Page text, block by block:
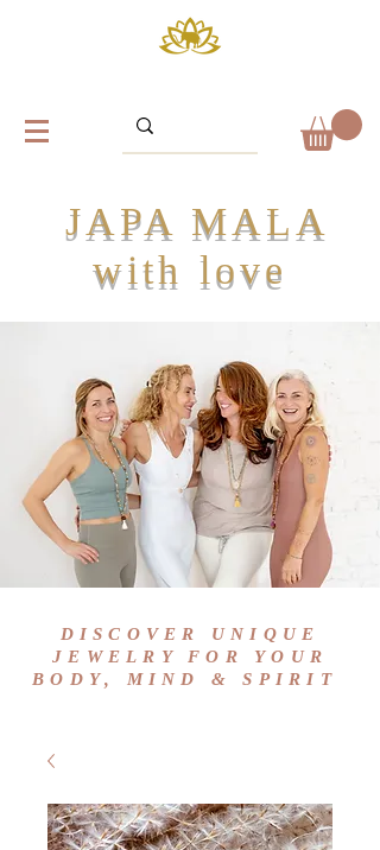
JAPA MALA
with love
DISCOVER UNIQUE
JEWELRY FOR YOUR
BODY, MIND & SPIRIT